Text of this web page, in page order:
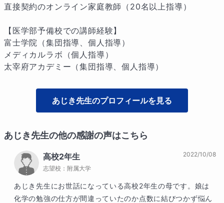
直接契約のオンライン家庭教師（20名以上指導）
【医学部予備校での講師経験】
富士学院（集団指導、個人指導）
メディカルラボ（個人指導）
太宰府アカデミー（集団指導、個人指導）
あじき先生のプロフィールを見る
あじき先生の他の感謝の声はこちら
高校2年生
志望校： 附属大学
2022/10/08
あじき先生にお世話になっている高校2年生の母です。娘は
化学の勉強の仕方が間違っていたのか点数に結びつかず悩ん